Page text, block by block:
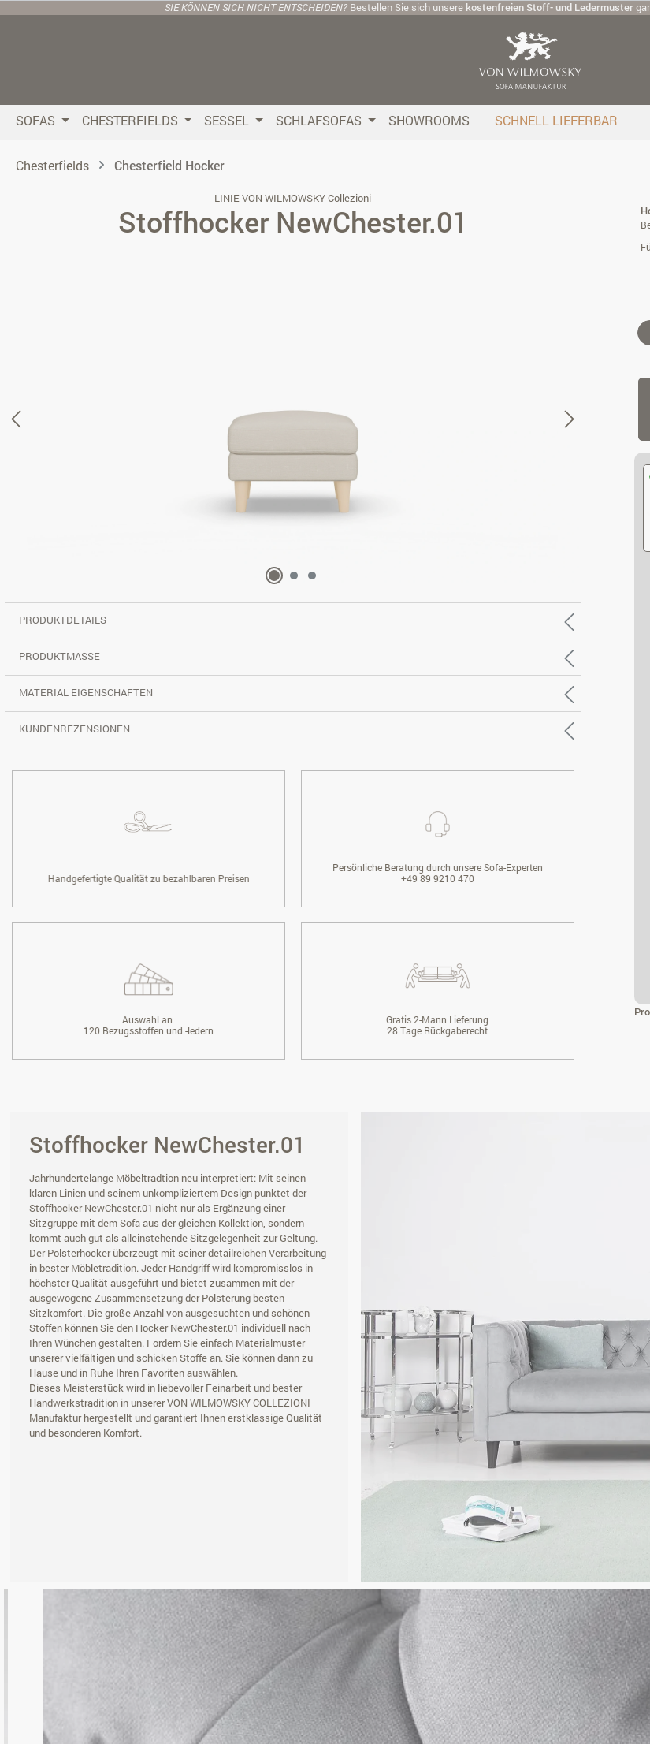
Hauptinhalt springen
Zur Suche springen
Zur Hauptnavigation springen
SIE KÖNNEN SICH NICHT ENTSCHEIDEN? Bestellen Sie sich unsere kostenfreien Stoff- und Ledermuster
SOFAS CHESTERFIELDS SESSEL SCHLAFSOFAS SHOWROOMS SCHNELL LIEFERBAR
Chesterfields Chesterfield Hocker
LINIE VON WILMOWSKY Collezioni
Stoffhocker NewChester.01
PRODUKTDETAILS
PRODUKTMASSE
MATERIAL EIGENSCHAFTEN
KUNDENREZENSIONEN
Handgefertigte Qualität zu bezahlbaren Preisen
Persönliche Beratung durch unsere Sofa-Experten
+49 89 9210 470
Auswahl an
120 Bezugsstoffen und -ledern
Gratis 2-Mann Lieferung
28 Tage Rückgaberecht
Stoffhocker NewChester.01
Jahrhundertelange Möbeltradtion neu interpretiert: Mit seinen
klaren Linien und seinem unkompliziertem Design punktet der
Stoffhocker NewChester.01 nicht nur als Ergänzung einer
Sitzgruppe mit dem Sofa aus der gleichen Kollektion, sondern
kommt auch gut als alleinstehende Sitzgelegenheit zur Geltung.
Der Polsterhocker überzeugt mit seiner detailreichen Verarbeitung
in bester Möbletradition. Jeder Handgriff wird kompromisslos in
höchster Qualität ausgeführt und bietet zusammen mit der
ausgewogene Zusammensetzung der Polsterung besten
Sitzkomfort. Die große Anzahl von ausgesuchten und schönen
Stoffen können Sie den Hocker NewChester.01 individuell nach
Ihren Wünchen gestalten. Fordern Sie einfach Materialmuster
unserer vielfältigen und schicken Stoffe an. Sie können dann zu
Hause und in Ruhe Ihren Favoriten auswählen.
Dieses Meisterstück wird in liebevoller Feinarbeit und bester
Handwerkstradition in unserer VON WILMOWSKY COLLEZIONI
Manufaktur hergestellt und garantiert Ihnen erstklassige Qualität
und besonderen Komfort.